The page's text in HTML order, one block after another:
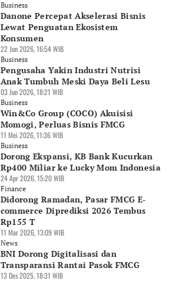
Business
Danone Percepat Akselerasi Bisnis
Lewat Penguatan Ekosistem
Konsumen
22 Jun 2026, 16:54 WIB
Business
Pengusaha Yakin Industri Nutrisi
Anak Tumbuh Meski Daya Beli Lesu
03 Jun 2026, 18:21 WIB
Business
Win&Co Group (COCO) Akuisisi
Momogi, Perluas Bisnis FMCG
11 Mei 2026, 11:36 WIB
Business
Dorong Ekspansi, KB Bank Kucurkan
Rp400 Miliar ke Lucky Mom Indonesia
24 Apr 2026, 15:20 WIB
Finance
Didorong Ramadan, Pasar FMCG E-
commerce Diprediksi 2026 Tembus
Rp155 T
11 Mar 2026, 13:09 WIB
News
BNI Dorong Digitalisasi dan
Transparansi Rantai Pasok FMCG
13 Des 2025, 18:31 WIB